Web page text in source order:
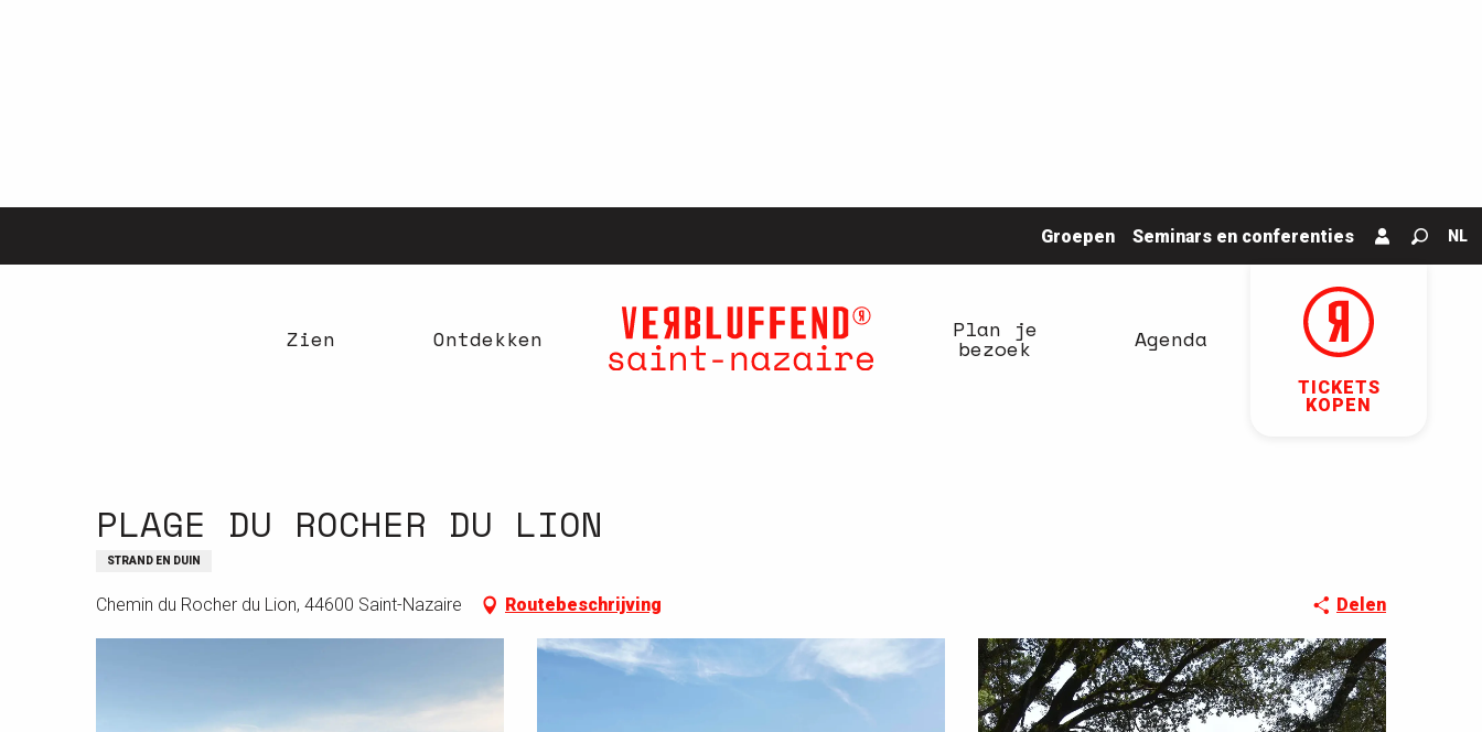
Groepen Seminars en conferenties
Zoek
NL
TICKETS
KOPEN
Zien Ontdekken Plan je
bezoek Agenda
PLAGE DU ROCHER DU LION
STRAND EN DUIN
Chemin du Rocher du Lion, 44600 Saint-Nazaire Routebeschrijving Delen